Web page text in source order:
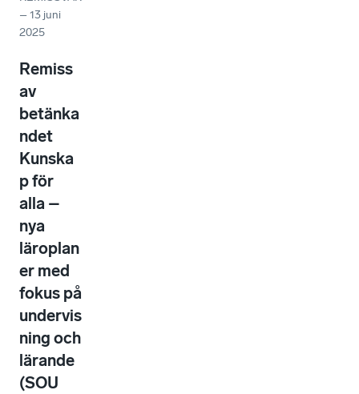
–13 juni
2025
Remiss
av
betänka
ndet
Kunska
p för
alla –
nya
läroplan
er med
fokus på
undervis
ning och
lärande
(SOU